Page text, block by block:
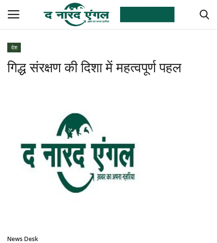
देश
मनोरंजन
मध्य प्रदेश
देश
गिद्ध संरक्षण की दिशा में महत्वपूर्ण पहल
News Desk